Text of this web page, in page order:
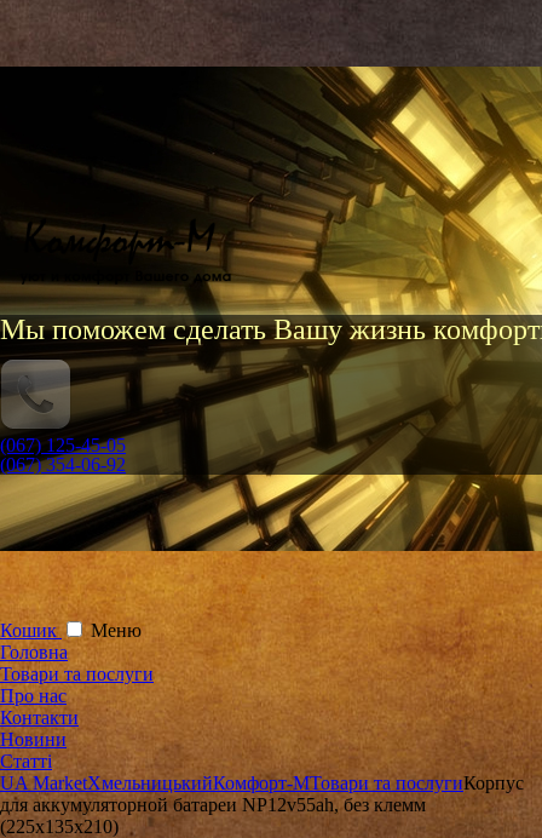
Мы поможем сделать Вашу жизнь
(067) 125-45-05
(067) 354-06-92
Кошик
Меню
Головна
Товари та послуги
Про нас
Контакти
Новини
Статті
UA MarketХмельницькийКомфорт-МТовари та послугиКорпус
для аккумуляторной батареи NP12v55ah, без клемм
(225x135x210)